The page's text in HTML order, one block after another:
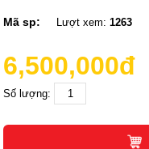
Mã sp: Lượt xem:1263
6,500,000đ
Số lượng: